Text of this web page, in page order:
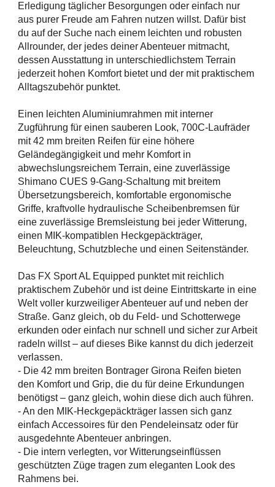
Erledigung täglicher Besorgungen oder einfach nur
aus purer Freude am Fahren nutzen willst. Dafür bist
du auf der Suche nach einem leichten und robusten
Allrounder, der jedes deiner Abenteuer mitmacht,
dessen Ausstattung in unterschiedlichstem Terrain
jederzeit hohen Komfort bietet und der mit praktischem
Alltagszubehör punktet.
Einen leichten Aluminiumrahmen mit interner
Zugführung für einen sauberen Look, 700C-Laufräder
mit 42 mm breiten Reifen für eine höhere
Geländegängigkeit und mehr Komfort in
abwechslungsreichem Terrain, eine zuverlässige
Shimano CUES 9-Gang-Schaltung mit breitem
Übersetzungsbereich, komfortable ergonomische
Griffe, kraftvolle hydraulische Scheibenbremsen für
eine zuverlässige Bremsleistung bei jeder Witterung,
einen MIK-kompatiblen Heckgepäckträger,
Beleuchtung, Schutzbleche und einen Seitenständer.
Das FX Sport AL Equipped punktet mit reichlich
praktischem Zubehör und ist deine Eintrittskarte in eine
Welt voller kurzweiliger Abenteuer auf und neben der
Straße. Ganz gleich, ob du Feld- und Schotterwege
erkunden oder einfach nur schnell und sicher zur Arbeit
radeln willst – auf dieses Bike kannst du dich jederzeit
verlassen.
- Die 42 mm breiten Bontrager Girona Reifen bieten
den Komfort und Grip, die du für deine Erkundungen
benötigst – ganz gleich, wohin diese dich auch führen.
- An den MIK-Heckgepäckträger lassen sich ganz
einfach Accessoires für den Pendeleinsatz oder für
ausgedehnte Abenteuer anbringen.
- Die intern verlegten, vor Witterungseinflüssen
geschützten Züge tragen zum eleganten Look des
Rahmens bei.